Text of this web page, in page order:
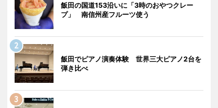
飯田の国道153沿いに「3時のおやつクレー
プ」 南信州産フルーツ使う
飯田でピアノ演奏体験 世界三大ピアノ2台を
弾き比べ